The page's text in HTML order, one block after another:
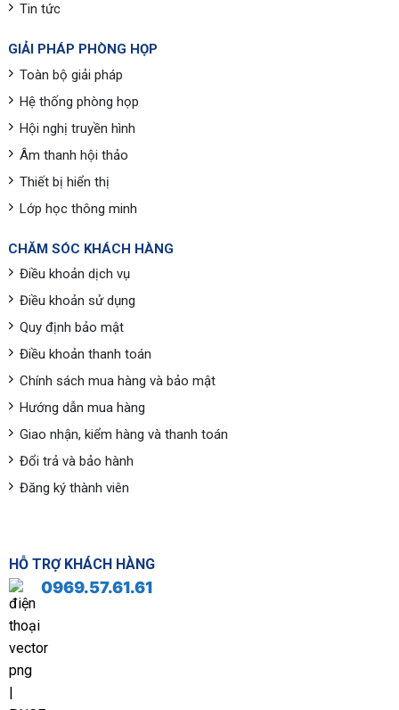
Tin tức
GIẢI PHÁP PHÒNG HỌP
Toàn bộ giải pháp
Hệ thống phòng họp
Hội nghị truyền hình
Âm thanh hội thảo
Thiết bị hiển thị
Lớp học thông minh
CHĂM SÓC KHÁCH HÀNG
Điều khoản dịch vụ
Điều khoản sử dụng
Quy định bảo mật
Điều khoản thanh toán
Chính sách mua hàng và bảo mật
Hướng dẫn mua hàng
Giao nhận, kiểm hàng và thanh toán
Đổi trả và bảo hành
Đăng ký thành viên
HỖ TRỢ KHÁCH HÀNG
0969.57.61.61